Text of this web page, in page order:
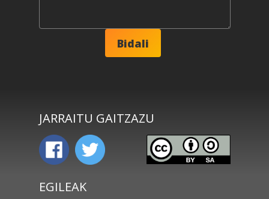
JARRAITU GAITZAZU
EGILEAK